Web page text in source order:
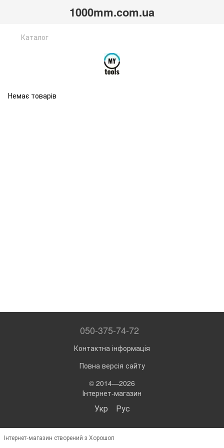
1000mm.com.ua
Каталог
Немає товарів
050-375-74-72
Контактна інформація
Повна версія сайту
© 2014—2026
Інтернет-магазин
Укр Рус
Інтернет-магазин створений з Хорошоп